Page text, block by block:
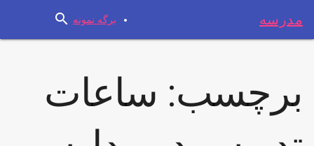
مدرسه برگه نمونه search
برچسب: ساعات